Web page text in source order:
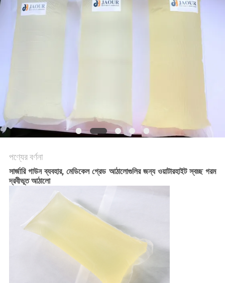
একটি
উদ্ধৃতি
অনুরোধ
সাইট
ম্যাপ
গোপনীয়তা
পণ্যের বর্ণনা
সার্জারি গাউন ব্যবহার, মেডিকেল গ্রেড আঠালোগুলির জন্য ওয়াটারহাইট স্বচ্ছ গরম
দ্রবীভূত আঠালো